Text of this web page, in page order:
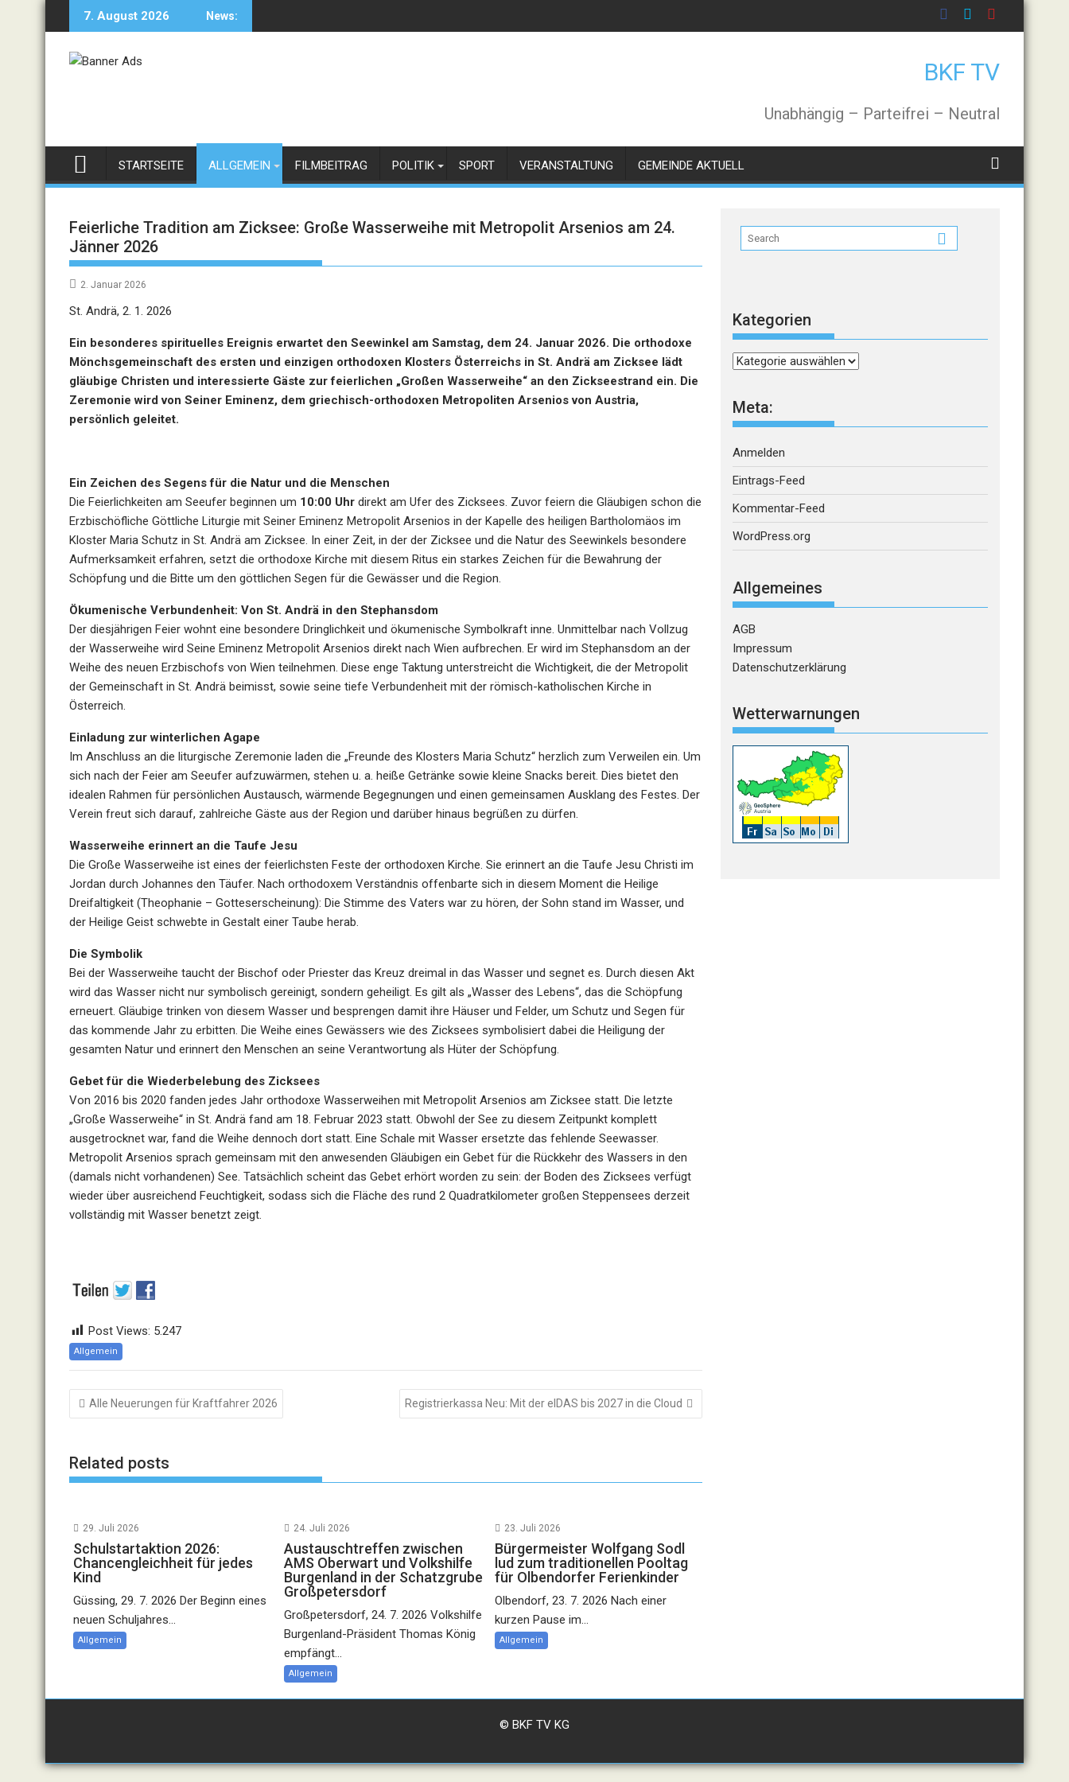
7. August 2026 News:
BKF TV
Unabhängig – Parteifrei – Neutral
STARTSEITE ALLGEMEIN FILMBEITRAG POLITIK SPORT VERANSTALTUNG GEMEINDE AKTUELL
Feierliche Tradition am Zicksee: Große Wasserweihe mit Metropolit Arsenios am 24.
Jänner 2026
2. Januar 2026
St. Andrä, 2. 1. 2026
Ein besonderes spirituelles Ereignis erwartet den Seewinkel am Samstag, dem 24. Januar 2026. Die orthodoxe
Mönchsgemeinschaft des ersten und einzigen orthodoxen Klosters Österreichs in St. Andrä am Zicksee lädt
gläubige Christen und interessierte Gäste zur feierlichen „Großen Wasserweihe“ an den Zickseestrand ein. Die
Zeremonie wird von Seiner Eminenz, dem griechisch-orthodoxen Metropoliten Arsenios von Austria,
persönlich geleitet.
Ein Zeichen des Segens für die Natur und die Menschen
Die Feierlichkeiten am Seeufer beginnen um 10:00 Uhr direkt am Ufer des Zicksees. Zuvor feiern die Gläubigen schon die
Erzbischöfliche Göttliche Liturgie mit Seiner Eminenz Metropolit Arsenios in der Kapelle des heiligen Bartholomäos im
Kloster Maria Schutz in St. Andrä am Zicksee. In einer Zeit, in der der Zicksee und die Natur des Seewinkels besondere
Aufmerksamkeit erfahren, setzt die orthodoxe Kirche mit diesem Ritus ein starkes Zeichen für die Bewahrung der
Schöpfung und die Bitte um den göttlichen Segen für die Gewässer und die Region.
Ökumenische Verbundenheit: Von St. Andrä in den Stephansdom
Der diesjährigen Feier wohnt eine besondere Dringlichkeit und ökumenische Symbolkraft inne. Unmittelbar nach Vollzug
der Wasserweihe wird Seine Eminenz Metropolit Arsenios direkt nach Wien aufbrechen. Er wird im Stephansdom an der
Weihe des neuen Erzbischofs von Wien teilnehmen. Diese enge Taktung unterstreicht die Wichtigkeit, die der Metropolit
der Gemeinschaft in St. Andrä beimisst, sowie seine tiefe Verbundenheit mit der römisch-katholischen Kirche in
Österreich.
Einladung zur winterlichen Agape
Im Anschluss an die liturgische Zeremonie laden die „Freunde des Klosters Maria Schutz“ herzlich zum Verweilen ein. Um
sich nach der Feier am Seeufer aufzuwärmen, stehen u. a. heiße Getränke sowie kleine Snacks bereit. Dies bietet den
idealen Rahmen für persönlichen Austausch, wärmende Begegnungen und einen gemeinsamen Ausklang des Festes. Der
Verein freut sich darauf, zahlreiche Gäste aus der Region und darüber hinaus begrüßen zu dürfen.
Wasserweihe erinnert an die Taufe Jesu
Die Große Wasserweihe ist eines der feierlichsten Feste der orthodoxen Kirche. Sie erinnert an die Taufe Jesu Christi im
Jordan durch Johannes den Täufer. Nach orthodoxem Verständnis offenbarte sich in diesem Moment die Heilige
Dreifaltigkeit (Theophanie – Gotteserscheinung): Die Stimme des Vaters war zu hören, der Sohn stand im Wasser, und
der Heilige Geist schwebte in Gestalt einer Taube herab.
Die Symbolik
Bei der Wasserweihe taucht der Bischof oder Priester das Kreuz dreimal in das Wasser und segnet es. Durch diesen Akt
wird das Wasser nicht nur symbolisch gereinigt, sondern geheiligt. Es gilt als „Wasser des Lebens“, das die Schöpfung
erneuert. Gläubige trinken von diesem Wasser und besprengen damit ihre Häuser und Felder, um Schutz und Segen für
das kommende Jahr zu erbitten. Die Weihe eines Gewässers wie des Zicksees symbolisiert dabei die Heiligung der
gesamten Natur und erinnert den Menschen an seine Verantwortung als Hüter der Schöpfung.
Gebet für die Wiederbelebung des Zicksees
Von 2016 bis 2020 fanden jedes Jahr orthodoxe Wasserweihen mit Metropolit Arsenios am Zicksee statt. Die letzte
„Große Wasserweihe“ in St. Andrä fand am 18. Februar 2023 statt. Obwohl der See zu diesem Zeitpunkt komplett
ausgetrocknet war, fand die Weihe dennoch dort statt. Eine Schale mit Wasser ersetzte das fehlende Seewasser.
Metropolit Arsenios sprach gemeinsam mit den anwesenden Gläubigen ein Gebet für die Rückkehr des Wassers in den
(damals nicht vorhandenen) See. Tatsächlich scheint das Gebet erhört worden zu sein: der Boden des Zicksees verfügt
wieder über ausreichend Feuchtigkeit, sodass sich die Fläche des rund 2 Quadratkilometer großen Steppensees derzeit
vollständig mit Wasser benetzt zeigt.
Post Views: 5.247
Allgemein
Beitragsnavigation
Alle Neuerungen für Kraftfahrer 2026 Registrierkassa Neu: Mit der eIDAS bis 2027 in die Cloud
Related posts
29. Juli 2026
Schulstartaktion 2026:
Chancengleichheit für jedes
Kind
Güssing, 29. 7. 2026 Der Beginn eines
neuen Schuljahres...
Allgemein
24. Juli 2026
Austauschtreffen zwischen
AMS Oberwart und Volkshilfe
Burgenland in der Schatzgrube
Großpetersdorf
Großpetersdorf, 24. 7. 2026 Volkshilfe
Burgenland-Präsident Thomas König
empfängt...
Allgemein
23. Juli 2026
Bürgermeister Wolfgang Sodl
lud zum traditionellen Pooltag
für Olbendorfer Ferienkinder
Olbendorf, 23. 7. 2026 Nach einer
kurzen Pause im...
Allgemein
Kategorien
Kategorien
Meta:
Anmelden
Eintrags-Feed
Kommentar-Feed
WordPress.org
Allgemeines
AGB
Impressum
Datenschutzerklärung
Wetterwarnungen
© BKF TV KG